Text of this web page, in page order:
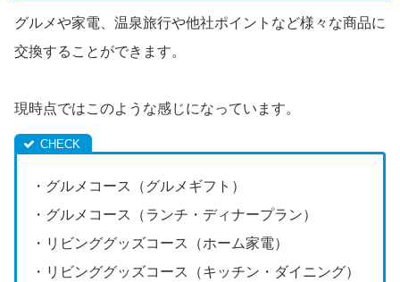
グルメや家電、温泉旅行や他社ポイントなど様々な商品に
交換することができます。
現時点ではこのような感じになっています。
・グルメコース（グルメギフト）
・グルメコース（ランチ・ディナープラン）
・リビンググッズコース（ホーム家電）
・リビンググッズコース（キッチン・ダイニング）